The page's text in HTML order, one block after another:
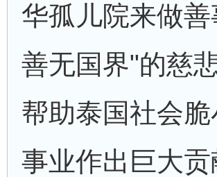
华孤儿院来做
善无国界"的慈
帮助泰国社会
事业作出巨大